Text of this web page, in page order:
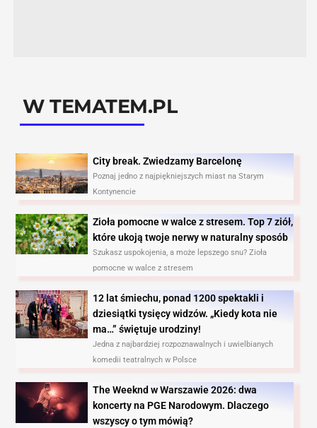
W TEMATEM.PL
City break. Zwiedzamy Barcelonę​
Poznaj jedno z najpiękniejszych miast na Starym
Kontynencie
Zioła pomocne w walce z stresem. Top 7 ziół,
które ukoją twoje nerwy w naturalny sposób
Szukasz uspokojenia, a może lepszego snu? Zioła
pomocne w walce z stresem
12 lat śmiechu, ponad 1200 spektakli i
dziesiątki tysięcy widzów. „Kiedy kota nie
ma…” świętuje urodziny!
Jedna z najbardziej rozpoznawalnych i uwielbianych
komedii teatralnych w Polsce
The Weeknd w Warszawie 2026: dwa
koncerty na PGE Narodowym. Dlaczego
wszyscy o tym mówią?